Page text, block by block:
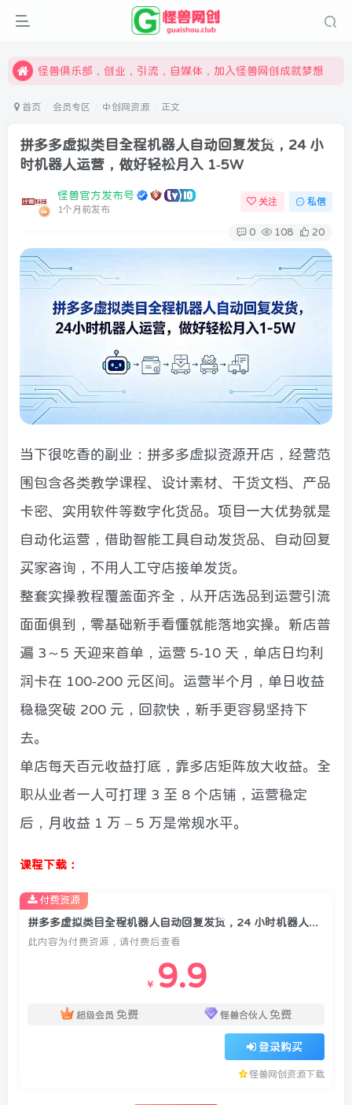
限时开通会员更享折扣，超高返佣
怪兽俱乐部，创业，引流，自媒体，加入怪兽网创成就梦想
首页 会员专区 中创网资源 正文
拼多多虚拟类目全程机器人自动回复发货，24 小
时机器人运营，做好轻松月入 1-5W
怪兽官方发布号
1个月前发布
关注 私信
0 108 20
当下很吃香的副业：拼多多虚拟资源开店，经营范
围包含各类教学课程、设计素材、干货文档、产品
卡密、实用软件等数字化货品。项目一大优势就是
自动化运营，借助智能工具自动发货品、自动回复
买家咨询，不用人工守店接单发货。
整套实操教程覆盖面齐全，从开店选品到运营引流
面面俱到，零基础新手看懂就能落地实操。新店普
遍 3～5 天迎来首单，运营 5-10 天，单店日均利
润卡在 100-200 元区间。运营半个月，单日收益
稳稳突破 200 元，回款快，新手更容易坚持下
去。
单店每天百元收益打底，靠多店矩阵放大收益。全
职从业者一人可打理 3 至 8 个店铺，运营稳定
后，月收益 1 万 – 5 万是常规水平。
课程下载：
此内容为付费资源，请付费后查看
￥ 9.9
超级会员 免费 怪兽合伙人 免费
登录购买
怪兽网创资源下载
付费资源